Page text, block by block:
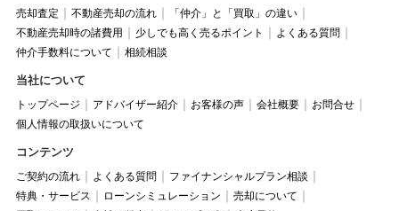
売却査定 不動産売却の流れ
「仲介」と「買取」の違い
不動産売却時の諸費用
少しでも高く売るポイント
よくある質問
仲介手数料について
相続相談
当社について
トップページ アドバイザー紹介 お客様の声 会社概要
お問合せ
個人情報の取扱いについて
コンテンツ
ご契約の流れ よくある質問
ファイナンシャルプラン相談
特典・サービス
ローンシミュレーション
売却について